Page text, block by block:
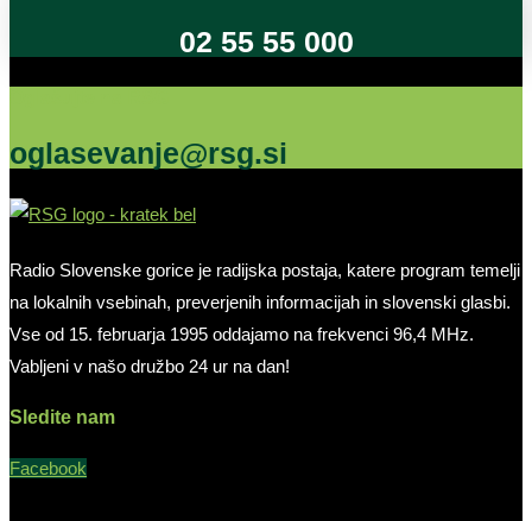
02 55 55 000
oglasevanje@rsg.si
Radio Slovenske gorice je radijska postaja, katere program temelji
na lokalnih vsebinah, preverjenih informacijah in slovenski glasbi.
Vse od 15. februarja 1995 oddajamo na frekvenci 96,4 MHz.
Vabljeni v našo družbo 24 ur na dan!
Sledite nam
Facebook